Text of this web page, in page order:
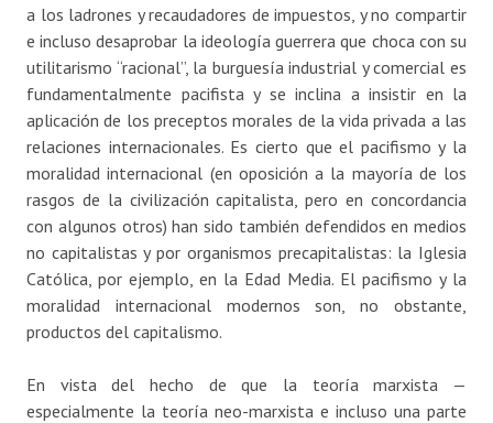
a los ladrones y recaudadores de impuestos, y no compartir
e incluso desaprobar la ideología guerrera que choca con su
utilitarismo “racional”, la burguesía industrial y comercial es
fundamentalmente pacifista y se inclina a insistir en la
aplicación de los preceptos morales de la vida privada a las
relaciones internacionales. Es cierto que el pacifismo y la
moralidad internacional (en oposición a la mayoría de los
rasgos de la civilización capitalista, pero en concordancia
con algunos otros) han sido también defendidos en medios
no capitalistas y por organismos precapitalistas: la Iglesia
Católica, por ejemplo, en la Edad Media. El pacifismo y la
moralidad internacional modernos son, no obstante,
productos del capitalismo.
En vista del hecho de que la teoría marxista —
especialmente la teoría neo-marxista e incluso una parte